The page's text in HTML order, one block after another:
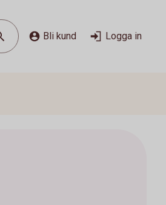
Bli kund Logga in